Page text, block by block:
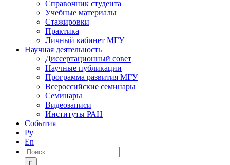
Справочник студента
Учебные материалы
Стажировки
Практика
Личный кабинет МГУ
Научная деятельность
Диссертационный совет
Научные публикации
Программа развития МГУ
Всероссийские семинары
Семинары
Видеозаписи
Институты РАН
События
Ру
En
Результат
поиска: